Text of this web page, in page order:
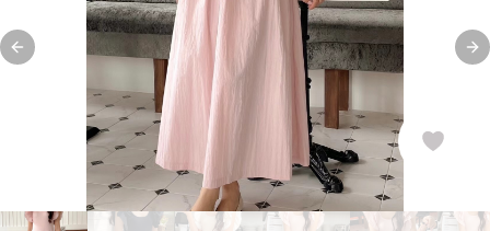
Previous slide